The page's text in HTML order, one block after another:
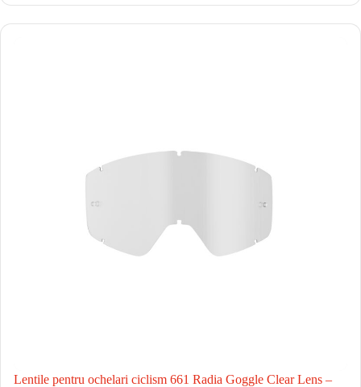
Lentile pentru ochelari ciclism 661 Radia Goggle Clear Lens –